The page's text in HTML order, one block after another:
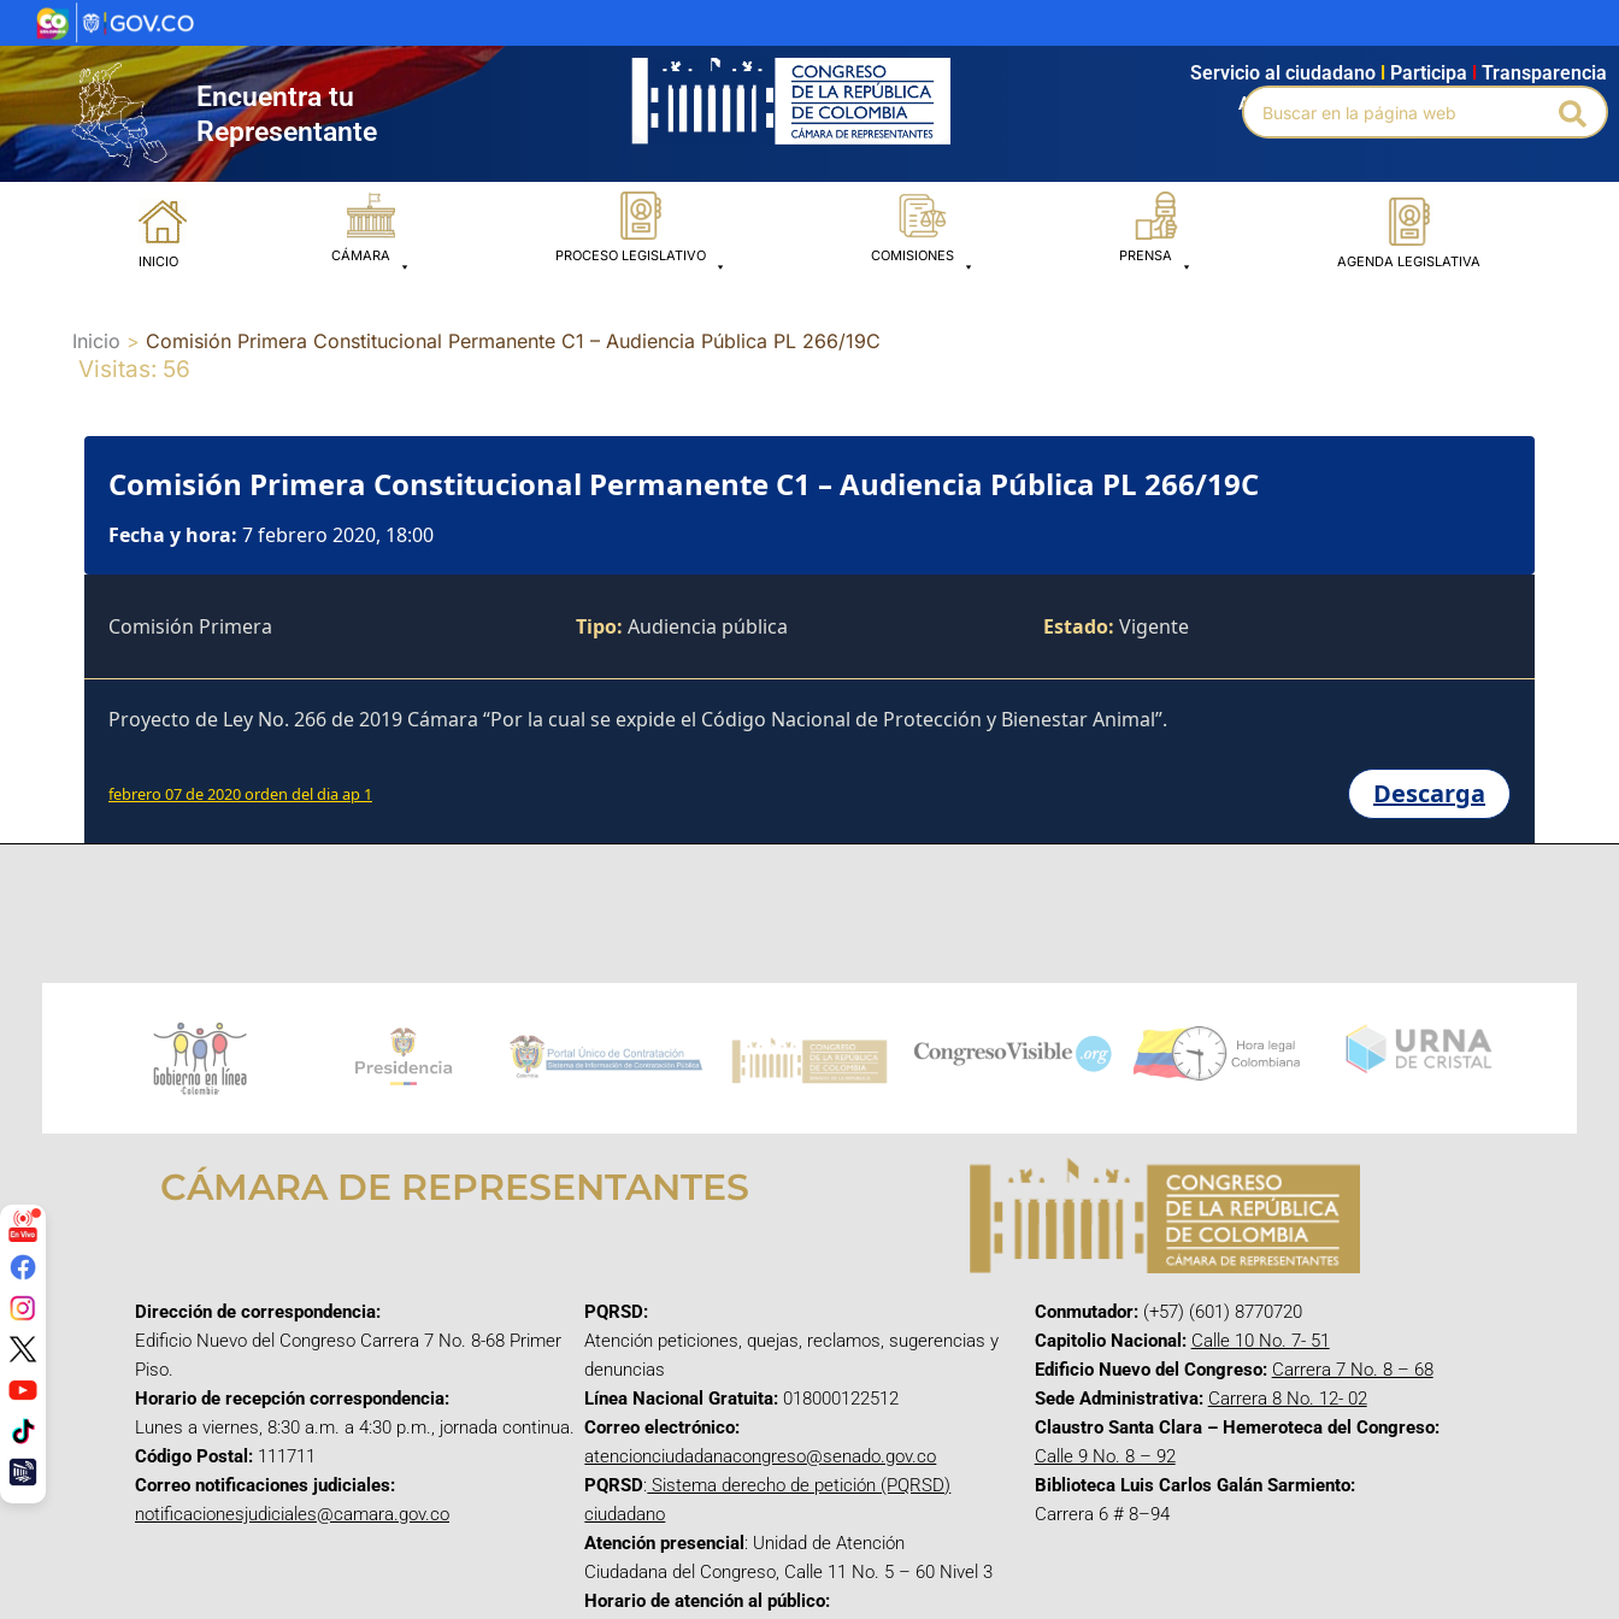
al
contenido
Encuentra tu
Representante
Agendamiento Intranet Búsqueda avanzada
Servicio al ciudadano Participa Transparencia
Buscar
por:
INICIO CÁMARA PROCESO LEGISLATIVO COMISIONES PRENSA AGENDA LEGISLATIVA
Inicio Comisión Primera Constitucional Permanente C1 – Audiencia Pública PL 266/19C
Visitas: 56
Comisión Primera Constitucional Permanente C1 – Audiencia Pública PL 266/19C
Fecha y hora: 7 febrero 2020, 18:00
Comisión Primera Tipo: Audiencia pública Estado: Vigente
Proyecto de Ley No. 266 de 2019 Cámara “Por la cual se expide el Código Nacional de Protección y Bienestar Animal”.
febrero 07 de 2020 orden del dia ap 1 Descarga
CÁMARA DE REPRESENTANTES
Dirección de correspondencia:
Edificio Nuevo del Congreso Carrera 7 No. 8-68 Primer
Piso.
Horario de recepción correspondencia:
Lunes a viernes, 8:30 a.m. a 4:30 p.m., jornada continua.
Código Postal: 111711
Correo notificaciones judiciales:
notificacionesjudiciales@camara.gov.co
PQRSD:
Atención peticiones, quejas, reclamos, sugerencias y
denuncias
Línea Nacional Gratuita: 018000122512
Correo electrónico:
atencionciudadanacongreso@senado.gov.co
PQRSD: Sistema derecho de petición (PQRSD)
ciudadano
Atención presencial : Unidad de Atención
Ciudadana del Congreso, Calle 11 No. 5 – 60 Nivel 3
Horario de atención al público:
Conmutador:(+57) (601) 8770720
Capitolio Nacional: Calle 10 No. 7- 51
Edificio Nuevo del Congreso: Carrera 7 No. 8 – 68
Sede Administrativa: Carrera 8 No. 12- 02
Claustro Santa Clara – Hemeroteca del Congreso:
Calle 9 No. 8 – 92
Biblioteca Luis Carlos Galán Sarmiento:
Carrera 6 # 8–94